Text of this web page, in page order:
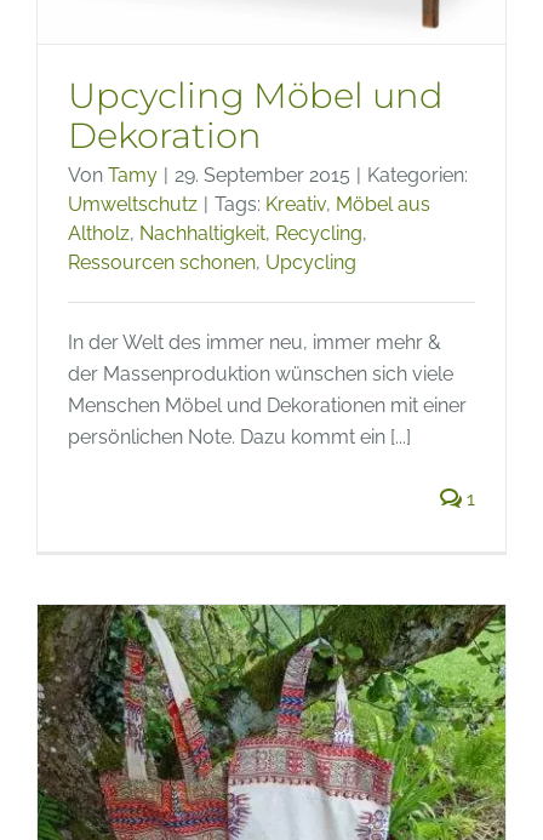
Upcycling Möbel und
Dekoration
Von Tamy | 29. September 2015 | Kategorien:
Umweltschutz | Tags: Kreativ, Möbel aus
Altholz, Nachhaltigkeit, Recycling,
Ressourcen schonen, Upcycling
In der Welt des immer neu, immer mehr &
der Massenproduktion wünschen sich viele
Menschen Möbel und Dekorationen mit einer
persönlichen Note. Dazu kommt ein [...]
1